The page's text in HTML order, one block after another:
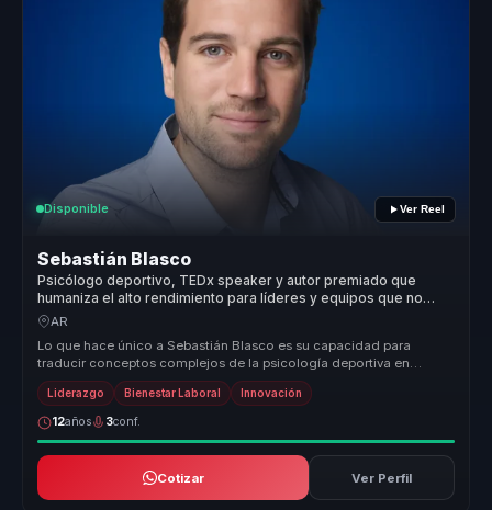
Disponible Ver Reel
Sebastián Blasco
Psicólogo deportivo, TEDx speaker y autor premiado que
humaniza el alto rendimiento para líderes y equipos que no
quieren quebrarse para rendir.
AR
Lo que hace único a Sebastián Blasco es su capacidad para
traducir conceptos complejos de la psicología deportiva en
herramientas práctic...
Liderazgo Bienestar Laboral Innovación
12años 3conf.
Cotizar Ver Perfil